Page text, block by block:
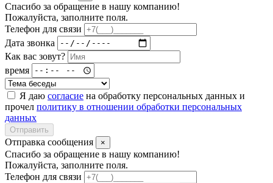
Спасибо за обращение в нашу компанию!
Пожалуйста, заполните поля.
Телефон для связи
Дата звонка
Как вас зовут?
время
Я даю согласие на обработку персональных данных и
прочел политику в отношении обработки персональных
данных
Отправить
Отправка сообщения ×
Спасибо за обращение в нашу компанию!
Пожалуйста, заполните поля.
Телефон для связи